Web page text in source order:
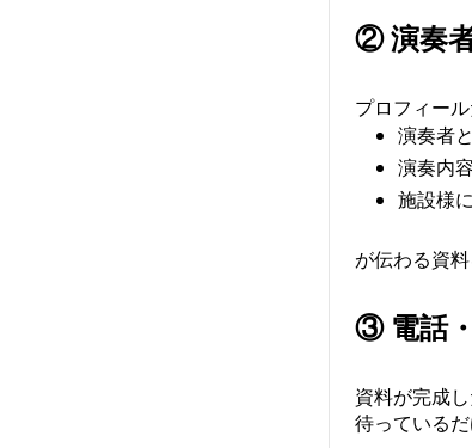
② 演奏
プロフィール
演奏者
演奏内容
施設様
が伝わる資料
③ 電話
資料が完成
待っている